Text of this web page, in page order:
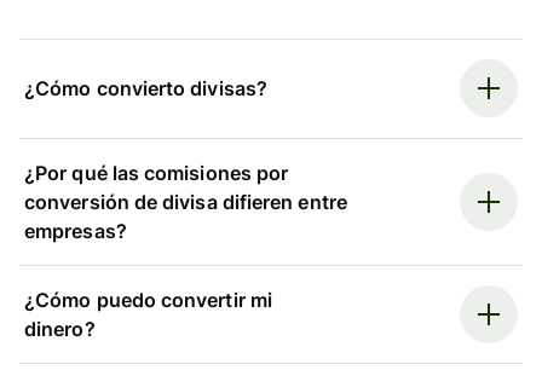
¿Cómo convierto divisas?
¿Por qué las comisiones por
conversión de divisa difieren entre
empresas?
¿Cómo puedo convertir mi
dinero?